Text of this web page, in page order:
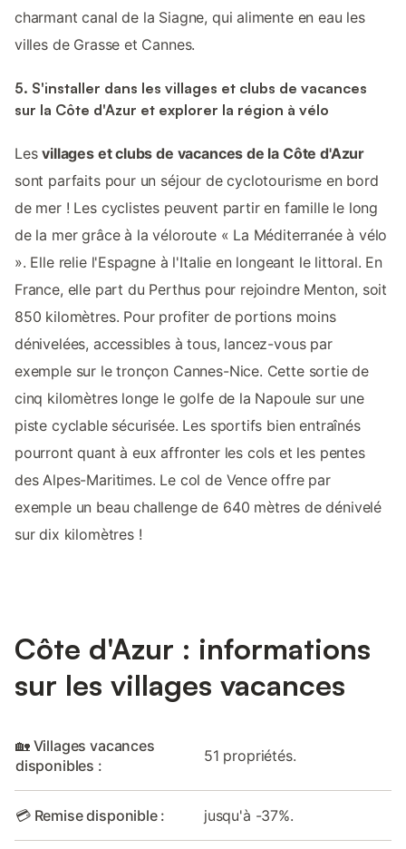
charmant canal de la Siagne, qui alimente en eau les
villes de Grasse et Cannes.
5. S'installer dans les villages et clubs de vacances
sur la Côte d'Azur et explorer la région à vélo
Lesvillages et clubs de vacances de la Côte d'Azur
sont parfaits pour un séjour de cyclotourisme en bord
de mer ! Les cyclistes peuvent partir en famille le long
de la mer grâce à la véloroute « La Méditerranée à vélo
». Elle relie l'Espagne à l'Italie en longeant le littoral. En
France, elle part du Perthus pour rejoindre Menton, soit
850 kilomètres. Pour profiter de portions moins
dénivelées, accessibles à tous, lancez-vous par
exemple sur le tronçon Cannes-Nice. Cette sortie de
cinq kilomètres longe le golfe de la Napoule sur une
piste cyclable sécurisée. Les sportifs bien entraînés
pourront quant à eux affronter les cols et les pentes
des Alpes-Maritimes. Le col de Vence offre par
exemple un beau challenge de 640 mètres de dénivelé
sur dix kilomètres !
Côte d'Azur : informations
sur les villages vacances
🏡 Villages vacances
disponibles :
51 propriétés.
💳 Remise disponible : jusqu'à -37%.